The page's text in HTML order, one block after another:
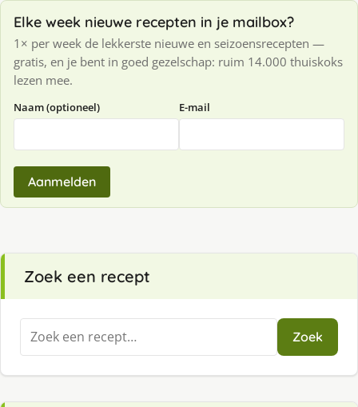
Elke week nieuwe recepten in je mailbox?
1× per week de lekkerste nieuwe en seizoensrecepten —
gratis, en je bent in goed gezelschap: ruim 14.000 thuiskoks
lezen mee.
Naam (optioneel) E-mail
Aanmelden
Zoek een recept
Zoeken
naar:
Zoek